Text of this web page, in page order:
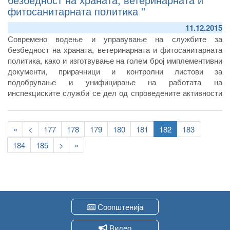
фитосанитарната политика ''
11.12.2015
Современо водење и управување на службите за
безбедност на храната, ветеринарната и фитосанитарната
политика, како и изготвување на голем број имплементивни
документи, прирачници и контролни листови за
подобрување и унифицирање на работата на
инспекциските служби се дел од спроведените активности
безбедност на храната и фитосанитарната политика“.
Pagination
First
page
«
Previous
page
< Page
177 Page
178 Page
179 Page
180 Page
181
Current
page
182 Page
183
Page
184 Page
185
Следна
страна
>
Last
page
»
Соопштенија
Видео